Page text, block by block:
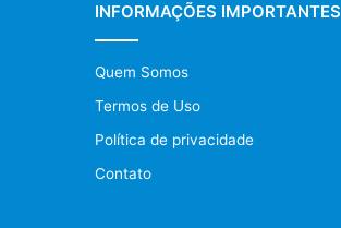
INFORMAÇÕES IMPORTANTES
Quem Somos
Termos de Uso
Política de privacidade
Contato